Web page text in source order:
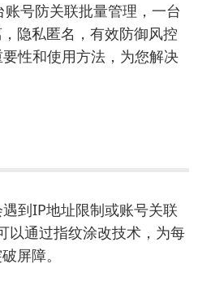
号防关联批量管理，一台
隐私匿名，有效防御风控
性和使用方法，为您解决
到IP地址限制或账号关联
以通过指纹涂改技术，为每
屏障。